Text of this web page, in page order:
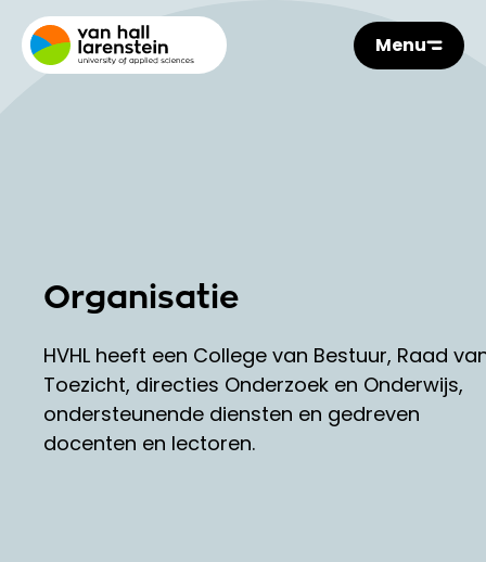
Menu
Organisatie
HVHL heeft een College van Bestuur, Raad
Toezicht, directies Onderzoek en Onderwijs,
ondersteunende diensten en gedreven
docenten en lectoren.